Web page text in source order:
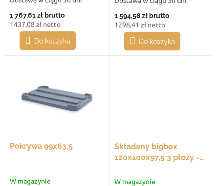
w
1 767,61 zł brutto
1437,08 zł netto
Do koszyka
1 594,58 zł brutto
1296,41 zł netto
Do koszyka
Pokrywa 99x63,5
W magazynie
Składany bigbox
120x100x97,5 3 płozy -
W magazynie